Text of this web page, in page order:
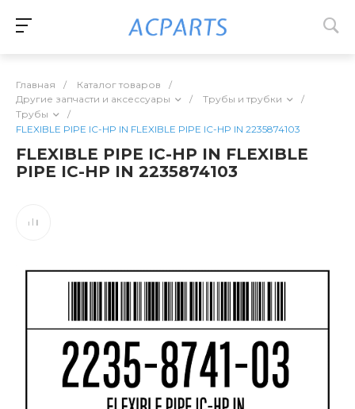
Главная / Каталог товаров
/
Другие запчасти и аксессуары
/ Трубы и трубки
/
Трубы
/
FLEXIBLE PIPE IC-HP IN FLEXIBLE PIPE IC-HP IN 2235874103
FLEXIBLE PIPE IC-HP IN FLEXIBLE
PIPE IC-HP IN 2235874103